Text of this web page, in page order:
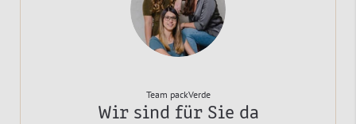
Team packVerde
Wir sind für Sie da